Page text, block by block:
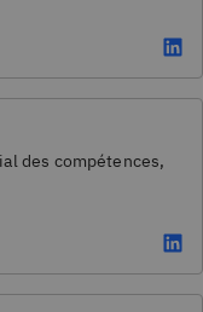
des compétences,